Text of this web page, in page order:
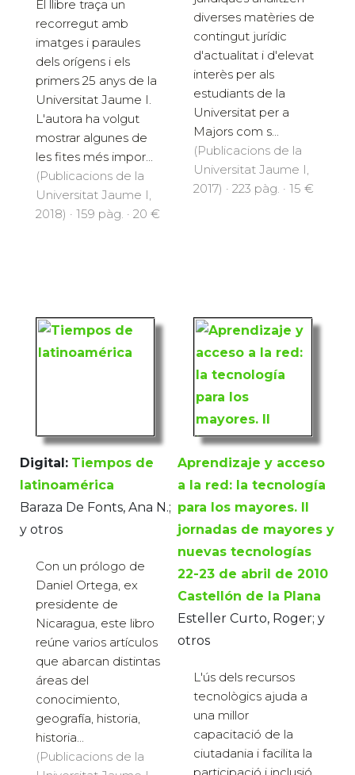
El llibre traça un
recorregut amb
imatges i paraules
dels orígens i els
primers 25 anys de la
Universitat Jaume I.
L'autora ha volgut
mostrar algunes de
les fites més impor...
(Publicacions de la
Universitat Jaume I,
2018) · 159 pàg. · 20 €
diverses matèries de
contingut jurídic
d'actualitat i d'elevat
interès per als
estudiants de la
Universitat per a
Majors com s...
(Publicacions de la
Universitat Jaume I,
2017) · 223 pàg. · 15 €
Digital: Tiempos de
latinoamérica
Baraza De Fonts, Ana N.;
y otros
Con un prólogo de
Daniel Ortega, ex
presidente de
Nicaragua, este libro
reúne varios artículos
que abarcan distintas
áreas del
conocimiento,
geografía, historia,
historia...
(Publicacions de la
Aprendizaje y acceso
a la red: la tecnología
para los mayores. II
jornadas de mayores y
nuevas tecnologías
22-23 de abril de 2010
Castellón de la Plana
Esteller Curto, Roger; y
otros
L'ús dels recursos
tecnològics ajuda a
una millor
capacitació de la
ciutadania i facilita la
participació i inclusió